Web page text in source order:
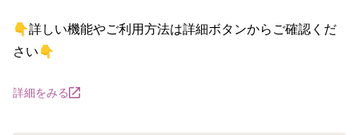
👇詳しい機能やご利用方法は詳細ボタンからご確認くだ
さい👇
詳細をみる